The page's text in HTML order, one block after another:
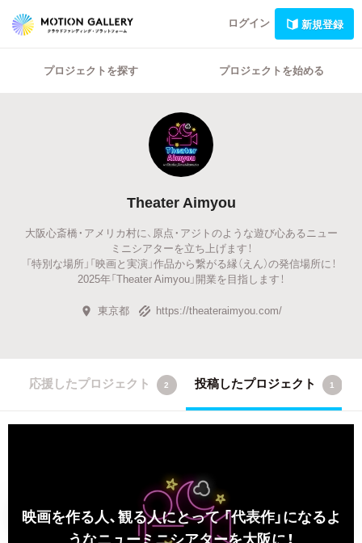
ログイン 新規登録
プロジェクトを探す プロジェクトを始める
Theater Aimyou
大阪心斎橋・アメリカ村に、原点・アジトのような遊び心あるニュー
ミニシアターを立ち上げます！
「特別な場所」「映画と実演」作品から繋がる縁（えん）の発信場所に！
2025年「Theater Aimyou」開業を目指します！
東京都 https://theateraimyou.com/
応援したプロジェクト 2 投稿したプロジェクト 1
映画を作る人、観る人にとって 「代表作」になるよ
うなニューミニシアターを大阪に！